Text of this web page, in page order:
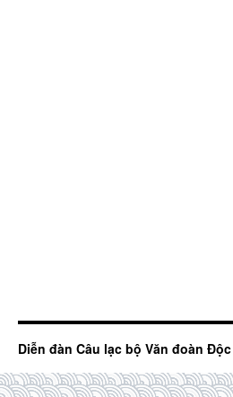
Diễn đàn Câu lạc bộ Văn đoàn